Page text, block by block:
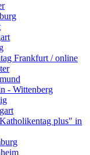
Frankfurt / online
- Wittenberg
plus" in